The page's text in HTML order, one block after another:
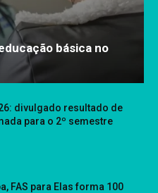
básica no
divulgado resultado de
para o 2º semestre
FAS para Elas forma 100